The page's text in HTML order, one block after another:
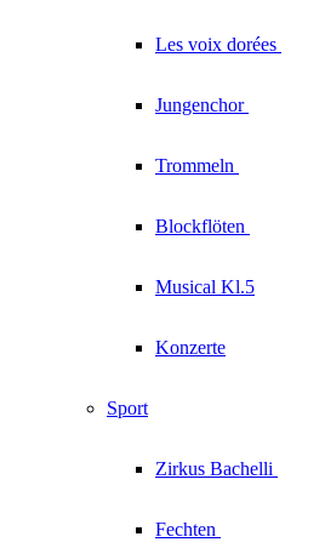
Les voix dorées
Jungenchor
Trommeln
Blockflöten
Musical Kl.5
Konzerte
Sport
Zirkus Bachelli
Fechten